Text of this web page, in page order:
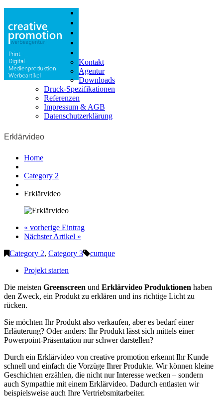
Kontakt
Agentur
Downloads
Druck-Spezifikationen
Referenzen
Impressum & AGB
Datenschutzerklärung
Erklärvideo
Home
Category 2
Erklärvideo
« vorherige Eintrag
Nächster Artikel »
Category 2, Category 3
cumque
Projekt starten
Die meisten Greenscreen und Erklärvideo Produktionen haben
den Zweck, ein Produkt zu erklären und ins richtige Licht zu
rücken.
Sie möchten Ihr Produkt also verkaufen, aber es bedarf einer
Erläuterung? Oder anders: Ihr Produkt lässt sich mittels einer
Powerpoint-Präsentation nur schwer darstellen?
Durch ein Erklärvideo von creative promotion erkennt Ihr Kunde
schnell und einfach die Vorzüge Ihrer Produkte. Wir können kleine
Geschichten erzählen, die nicht nur Interesse wecken – sondern
auch Sympathie mit einem Erklärvideo. Dadurch entlasten wir
beispielsweise auch Ihre Vertriebsmitarbeiter.